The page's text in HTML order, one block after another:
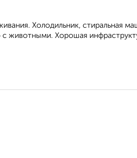
Холодильник, стиральная
животными. Хорошая